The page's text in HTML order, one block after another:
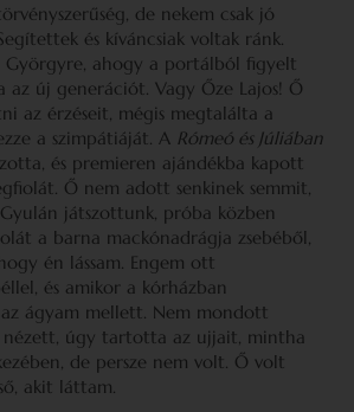
de nekem csak jó
és kíváncsiak voltak ránk.
Györgyre, ahogy a portálból figyelt
az új generációt. Vagy Őze Lajos! Ő
az érzéseit, mégis megtalálta a
a szimpátiáját. A Rómeó és Júliában
és premieren ajándékba kapott
Ő nem adott senkinek semmit,
játszottunk, próba közben
a barna mackónadrágja zsebéből,
én lássam. Engem ott
és amikor a kórházban
ágyam mellett. Nem mondott
nézett, úgy tartotta az ujjait, mintha
de persze nem volt. Ő volt
akit láttam.